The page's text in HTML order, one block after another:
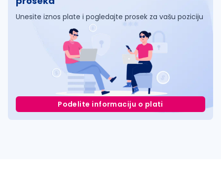
Unesite iznos plate i pogledajte prosek za vašu poziciju
Podelite informaciju o plati